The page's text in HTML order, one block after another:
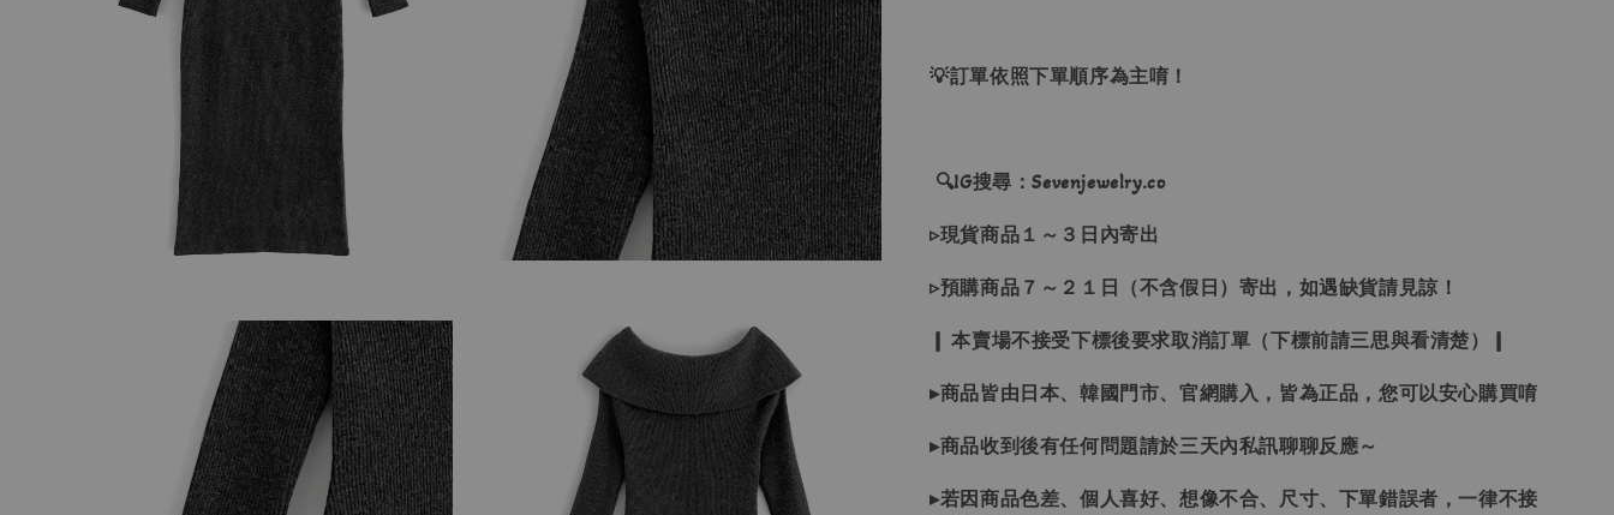
💡訂單依照下單順序為主唷！
🔍IG搜尋：Sevenjewelry.co
▹現貨商品１～３日內寄出
▹預購商品７～２１日（不含假日）寄出，如遇缺貨請見諒！
❙ 本賣場不接受下標後要求取消訂單（下標前請三思與看清楚）❙
▸商品皆由日本、韓國門市、官網購入，皆為正品，您可以安心購買唷
▸商品收到後有任何問題請於三天內私訊聊聊反應～
▸若因商品色差、個人喜好、想像不合、尺寸、下單錯誤者，一律不接